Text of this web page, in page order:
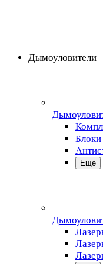
Дымоуловители
Блоки
Еще